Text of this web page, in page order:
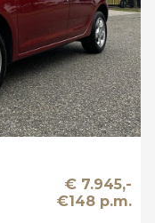
€ 7.945,-
€148 p.m.